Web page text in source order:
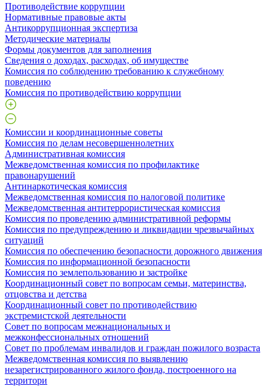
Противодействие коррупции
Нормативные правовые акты
Антикоррупционная экспертиза
Методические материалы
Формы документов для заполнения
Сведения о доходах, расходах, об имуществе
Комиссия по соблюдению требованию к служебному
поведению
Комиссия по противодействию коррупции
Комиссии и координационные советы
Комиссия по делам несовершеннолетних
Административная комиссия
Межведомственная комиссия по профилактике
правонарушений
Антинаркотическая комиссия
Межведомственная комиссия по налоговой политике
Межведомственная антитеррористическая комиссия
Комиссия по проведению административной реформы
Комиссия по предупреждению и ликвидации чрезвычайных
ситуаций
Комиссия по обеспечению безопасности дорожного движения
Комиссия по информационной безопасности
Комиссия по землепользованию и застройке
Координационный совет по вопросам семьи, материнства,
отцовства и детства
Координационный совет по противодействию
экстремистской деятельности
Совет по вопросам межнациональных и
межконфессиональных отношений
Совет по проблемам инвалидов и граждан пожилого возраста
Межведомственная комиссия по выявлению
незарегистрированного жилого фонда, построенного на
территори